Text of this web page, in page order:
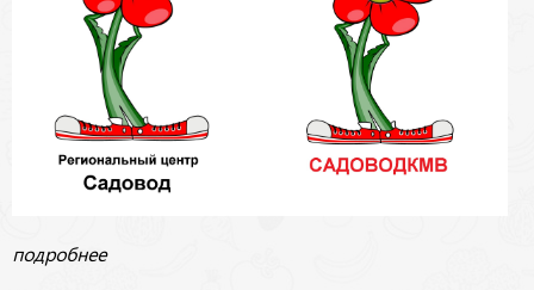
подробнее